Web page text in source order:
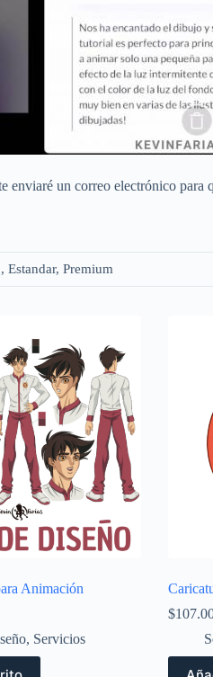
enviaré un correo electrónico para
Estandar, Premium
Animación
, Servicios
$